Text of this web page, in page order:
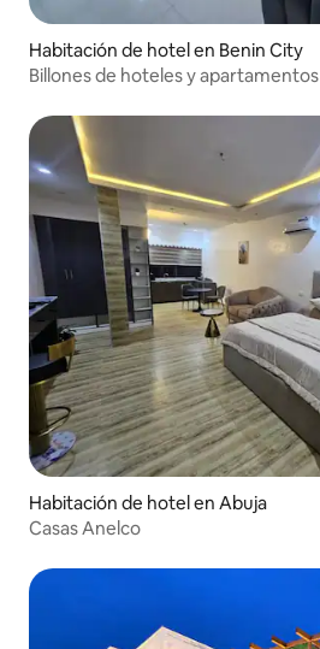
Habitación de hotel en Benin City
Billones de hoteles y apartamentos
Habitación de hotel en Abuja
Casas Anelco